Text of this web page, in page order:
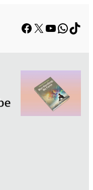
Facebook
X YouTube